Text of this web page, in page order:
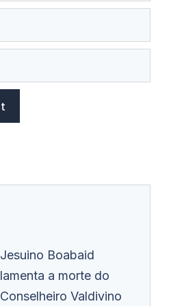
Jesuino Boabaid
lamenta a morte do
Conselheiro Valdivino